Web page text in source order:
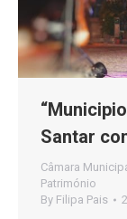
Santar
Câmara
Património
By Filipa Pais